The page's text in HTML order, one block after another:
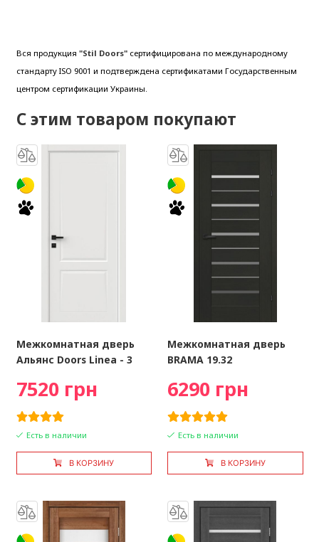
Вся продукция "Stil Doors"сертифицирована по международному
стандарту ISO 9001 и подтверждена сертификатами Государственным
центром сертификации Украины.
С этим товаром покупают
Межкомнатная дверь
Альянс Doors Linea - 3
7520 грн
Есть в наличии
В КОРЗИНУ
Межкомнатная дверь
BRAMA 19.32
6290 грн
Есть в наличии
В КОРЗИНУ